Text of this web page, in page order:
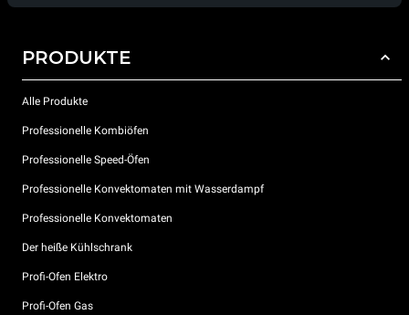
PRODUKTE
Alle Produkte
Professionelle Kombiöfen
Professionelle Speed-Öfen
Professionelle Konvektomaten mit Wasserdampf
Professionelle Konvektomaten
Der heiße Kühlschrank
Profi-Ofen Elektro
Profi-Ofen Gas